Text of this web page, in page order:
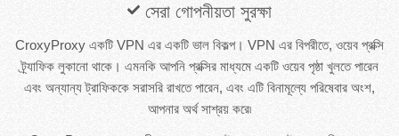
সেরা গোপনীয়তা সুরক্ষা
CroxyProxy একটি VPN এর একটি ভাল বিকল্প। VPN এর বিপরীতে, ওয়েব প্রক্সি
ট্র্যাফিক লুকানো থাকে। এমনকি আপনি প্রক্সির মাধ্যমে একটি ওয়েব পৃষ্ঠা খুলতে পারেন
এবং অন্যান্য ট্রাফিককে সরাসরি রাখতে পারেন, এবং এটি বিনামূল্যে পরিষেবার অংশ,
আপনার অর্থ সাশ্রয় করে৷